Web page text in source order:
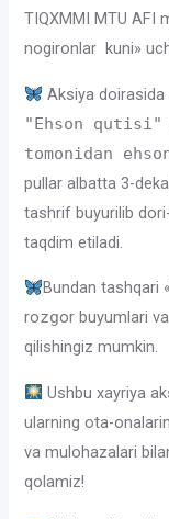
TIQXMMI MTU AFI
nogironlar kuni»
Aksiya
"Ehson qutisi"
tomonidan
pullar albatta 3-
tashrif buyurilib
taqdim etiladi.
Bundan tashqari
rozgor buyumlari
qilishingiz mumkin.
Ushbu xayriya
ularning ota-
va mulohazalari
qolamiz!